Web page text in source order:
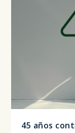
45 años